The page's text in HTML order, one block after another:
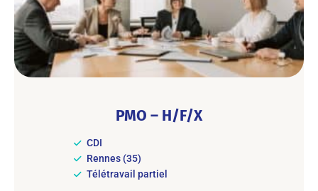
PMO – H/F/X
CDI
Rennes (35)
Télétravail partiel